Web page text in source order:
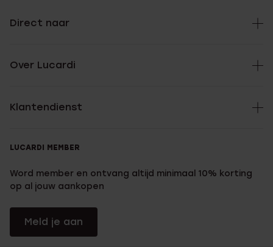
Direct naar
Over Lucardi
Klantendienst
LUCARDI MEMBER
Word member en ontvang altijd minimaal 10% korting
op al jouw aankopen
Meld je aan